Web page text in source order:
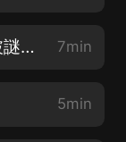
林州民間故事 007 妗子和外甥破謎猜 008 提意見 009 偷桃對對聯 7min
5min